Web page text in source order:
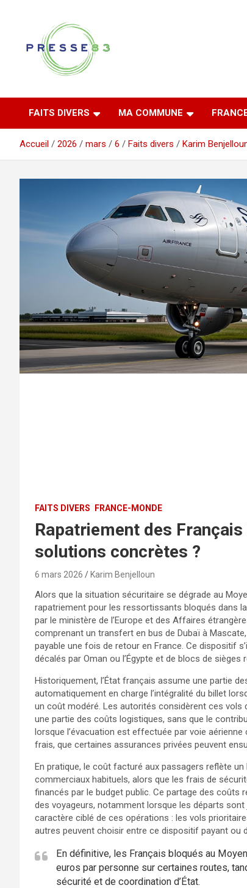
Presse 83
FAITS DIVERS MA COMMUNE
Accueil 2026 mars 6 Faits divers Karim
FAITS DIVERS FRANCE-MONDE
Rapatriement des
solutions concrètes ?
6 mars 2026 Karim Benjelloun
Alors que la situation sécuritaire se dégrade au
rapatriement pour les ressortissants bloqués dans
par le ministère de l’Europe et des Affaires
comprenant un transfert en bus de Dubaï à
payable une fois de retour en France. Ce dispositif
décalés par Oman ou l’Égypte et de blocs de
Historiquement, l’État français assume une partie
automatiquement en charge l’intégralité du billet
un coût modéré. Les autorités considèrent ces
une partie des coûts logistiques, sans que le
lorsque l’évacuation est effectuée par voie
frais, que certaines assurances privées peuvent
En pratique, le coût facturé aux passagers reflète
commerciaux habituels, alors que les frais de
financés par le budget public. Ce partage des coûts
des voyageurs, notamment lorsque les départs
caractère ciblé de ces opérations : les vols
autres peuvent choisir entre ce dispositif payant ou
En définitive, les Français bloqués au
euros par personne sur certaines routes,
sécurité et de coordination d’État.